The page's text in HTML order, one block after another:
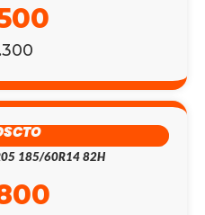
185/60R14 82H